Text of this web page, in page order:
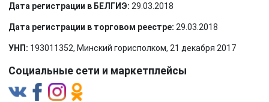
Дата регистрации в БЕЛГИЭ: 29.03.2018
Дата регистрации в торговом реестре: 29.03.2018
УНП: 193011352, Минский горисполком, 21 декабря 2017
Социальные сети и маркетплейсы